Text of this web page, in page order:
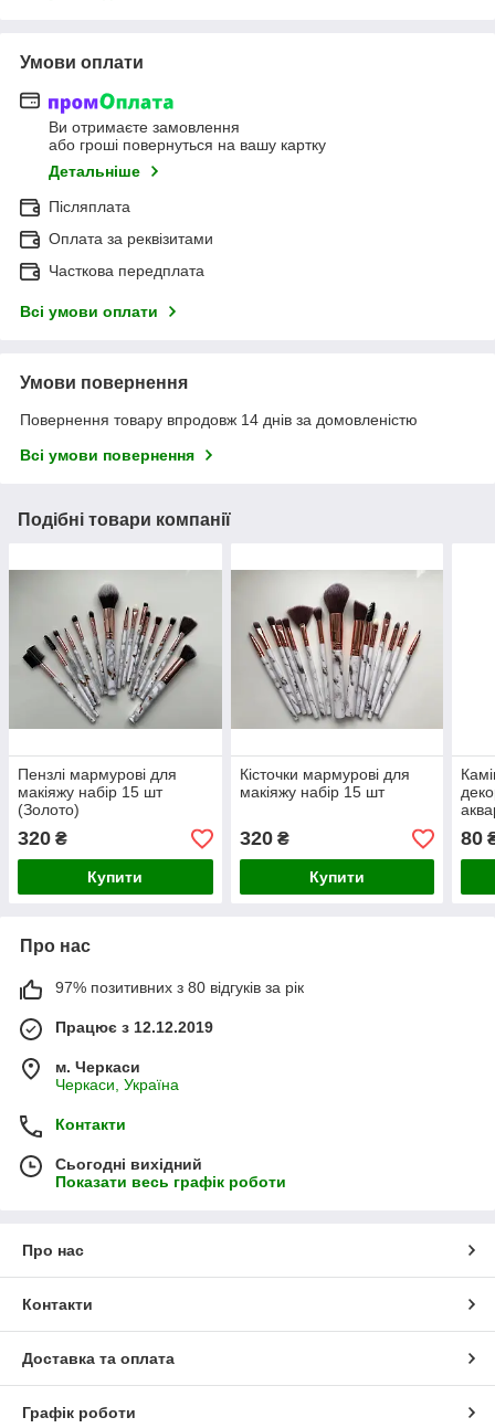
Умови оплати
Ви отримаєте замовлення
або гроші повернуться на вашу картку
Детальніше
Післяплата
Оплата за реквізитами
Часткова передплата
Всі умови оплати
Умови повернення
Повернення товару впродовж 14 днів за домовленістю
Всі умови повернення
Подібні товари компанії
Пензлі мармурові для
макіяжу набір 15 шт
(Золото)
320 ₴
Купити
Кісточки мармурові для
макіяжу набір 15 шт
320₴
Купити
80
Про нас
97% позитивних з 80 відгуків за рік
Працює з 12.12.2019
м. Черкаси
Черкаси, Україна
Контакти
Сьогодні вихідний
Показати весь графік роботи
Про нас
Контакти
Доставка та оплата
Графік роботи